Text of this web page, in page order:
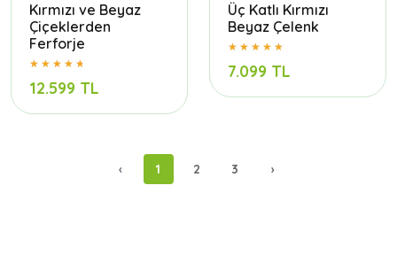
Kırmızı ve Beyaz
Çiçeklerden
Ferforje
12.599 TL
Üç Katlı Kırmızı
Beyaz Çelenk
7.099 TL
‹ 1 2 3 ›